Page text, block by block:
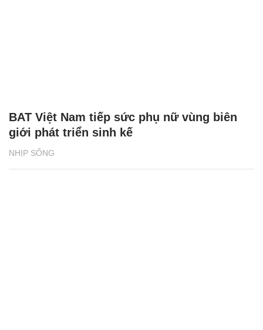
NHỊP SỐNG
BAT Việt Nam tiếp sức phụ nữ vùng biên
giới phát triển sinh kế